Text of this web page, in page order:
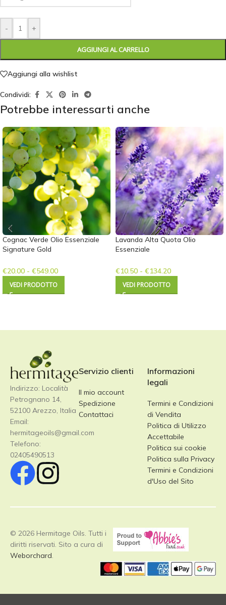
- +
AGGIUNGI AL CARRELLO
Aggiungi alla wishlist
Condividi:
Potrebbe interessarti anche
Cognac Verde Olio Essenziale
Signature Gold
€20.00 - €549.00
VEDI PRODOTTO
Lavanda Alta Quota Olio
Essenziale
€10.50 - €134.20
VEDI PRODOTTO
Indirizzo: Località
Petrognano 14,
52100 Arezzo, Italia
Email:
hermitageoils@gmail.com
Telefono:
02405490513
Servizio clienti
Il mio account
Spedizione
Contattaci
Informazioni
legali
Termini e Condizioni
di Vendita
Politica di Utilizzo
Accettabile
Politica sui cookie
Politica sulla Privacy
Termini e Condizioni
d'Uso del Sito
© 2026 Hermitage Oils. Tutti i
diritti riservati. Sito a cura di
Weborchard.